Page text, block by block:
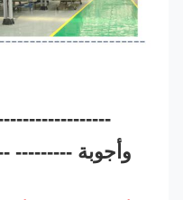
وأجوبة ---------